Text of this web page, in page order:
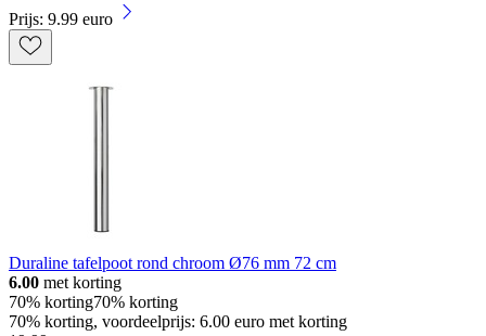
Prijs: 9.99 euro
Duraline tafelpoot rond chroom Ø76 mm 72 cm
6.00 met korting
70% korting70% korting
70% korting, voordeelprijs: 6.00 euro met korting